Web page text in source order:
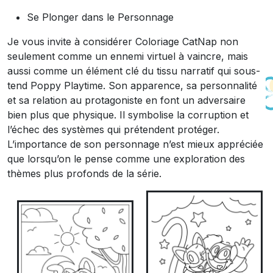
Se Plonger dans le Personnage
Je vous invite à considérer Coloriage CatNap non
seulement comme un ennemi virtuel à vaincre, mais
aussi comme un élément clé du tissu narratif qui sous-
tend Poppy Playtime. Son apparence, sa personnalité
et sa relation au protagoniste en font un adversaire
bien plus que physique. Il symbolise la corruption et
l’échec des systèmes qui prétendent protéger.
L’importance de son personnage n’est mieux appréciée
que lorsqu’on le pense comme une exploration des
thèmes plus profonds de la série.